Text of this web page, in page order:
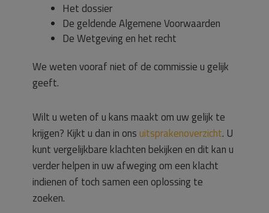
Het dossier
De geldende Algemene Voorwaarden
De Wetgeving en het recht
We weten vooraf niet of de commissie u gelijk
geeft.
Wilt u weten of u kans maakt om uw gelijk te
krijgen? Kijkt u dan in onsuitsprakenoverzicht. U
kunt vergelijkbare klachten bekijken en dit kan u
verder helpen in uw afweging om een klacht
indienen of toch samen een oplossing te
zoeken.